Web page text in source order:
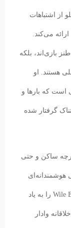
از اشتباهات
می‌کند.
بازی‌اند، بلکه
هستند. او
است که بارها و
گرفتار شده
ساکن و حتی
هوشمندانه‌ای
است که انیمیشن‌های کلاسیکی مانمند Wile E. Coyote را به یاد
وادار